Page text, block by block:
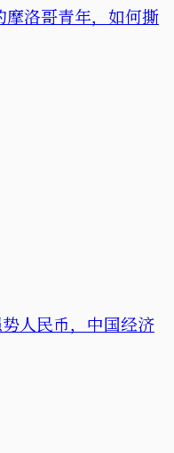
洛哥青年，如何撕
人民币，中国经济